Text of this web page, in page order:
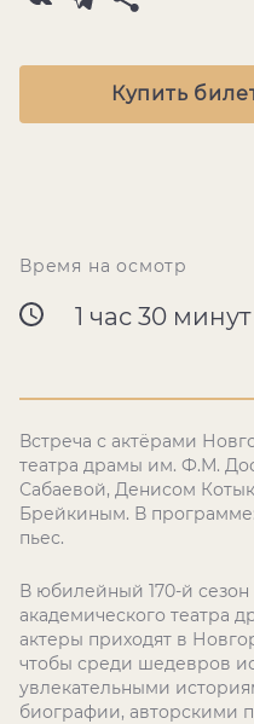
Купить
Время на осмотр
1 час 30 минут
Встреча с актёрами
театра драмы им. Ф.М.
Сабаевой, Денисом
Брейкиным. В
пьес.
В юбилейный 170-й сезон
академического театра
актеры приходят в
чтобы среди шедевров
увлекательными
биографии, авторскими